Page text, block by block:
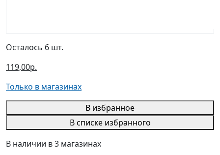
Осталось 6 шт.
119,00р.
Только в магазинах
В избранное
В списке избранного
В наличии в 3 магазинах